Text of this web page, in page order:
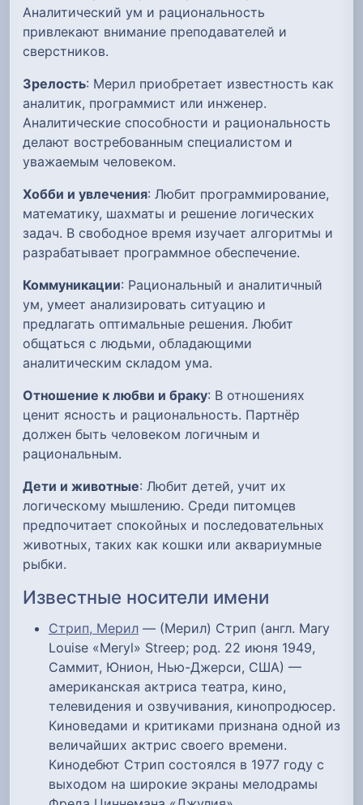
Аналитический ум и рациональность
привлекают внимание преподавателей и
сверстников.
Зрелость: Мерил приобретает известность как
аналитик, программист или инженер.
Аналитические способности и рациональность
делают востребованным специалистом и
уважаемым человеком.
Хобби и увлечения: Любит программирование,
математику, шахматы и решение логических
задач. В свободное время изучает алгоритмы и
разрабатывает программное обеспечение.
Коммуникации: Рациональный и аналитичный
ум, умеет анализировать ситуацию и
предлагать оптимальные решения. Любит
общаться с людьми, обладающими
аналитическим складом ума.
Отношение к любви и браку: В отношениях
ценит ясность и рациональность. Партнёр
должен быть человеком логичным и
рациональным.
Дети и животные: Любит детей, учит их
логическому мышлению. Среди питомцев
предпочитает спокойных и последовательных
животных, таких как кошки или аквариумные
рыбки.
Известные носители имени
Стрип, Мерил — (Мерил) Стрип (англ. Mary
Louise «Meryl» Streep; род. 22 июня 1949,
Саммит, Юнион, Нью-Джерси, США) —
американская актриса театра, кино,
телевидения и озвучивания, кинопродюсер.
Киноведами и критиками признана одной из
величайших актрис своего времени.
Кинодебют Стрип состоялся в 1977 году с
выходом на широкие экраны мелодрамы